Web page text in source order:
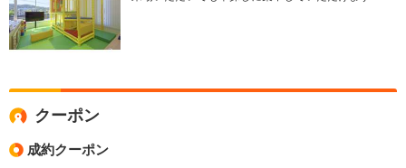
クーポン
成約クーポン